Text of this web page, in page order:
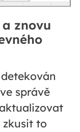
znovu
správě
to